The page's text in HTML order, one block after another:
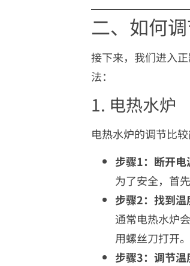
二、如何
接下来，我们进入正
法：
1. 电热水炉
电热水炉的调节比
步骤1：断开电
为了安全，首
步骤2：找到温
通常电热水炉
用螺丝刀打开。
步骤3：调节温